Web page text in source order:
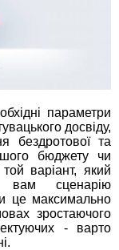
параметри
досвіду,
бездротової та
бюджету чи
варіант, який
вам сценарію
це максимально
зростаючого
- варто